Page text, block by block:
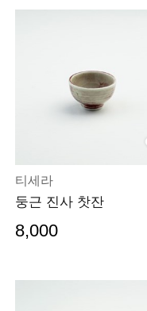
티세라
둥근 진사 찻잔
8,000